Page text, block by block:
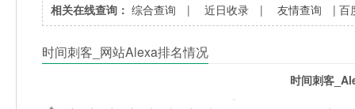
相关在线查询： 综合查询 |近日收录 |友情查询 |百
时间刺客_网站Alexa排名情况
时间刺客